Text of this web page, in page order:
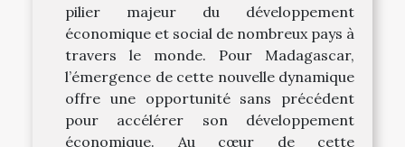
pilier majeur du développement
économique et social de nombreux pays à
travers le monde. Pour Madagascar,
l’émergence de cette nouvelle dynamique
offre une opportunité sans précédent
pour accélérer son développement
économique. Au cœur de cette